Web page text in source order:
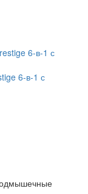
6-в-1 с